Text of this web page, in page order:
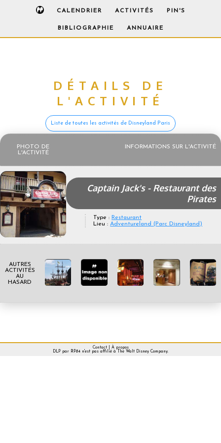
CALENDRIER ACTIVITÉS PIN'S
BIBLIOGRAPHIE ANNUAIRE
DÉTAILS DE
L'ACTIVITÉ
Liste de toutes les activités de Disneyland Paris
PHOTO DE
L'ACTIVITÉ
INFORMATIONS SUR L'ACTIVITÉ
Captain Jack's - Restaurant des
Pirates
Type : Restaurant
Lieu :Adventureland (Parc Disneyland)
AUTRES
ACTIVITÉS
AU
HASARD
Contact| À propos
DLP par RP84 n'est pas affilié à The Walt Disney Company.